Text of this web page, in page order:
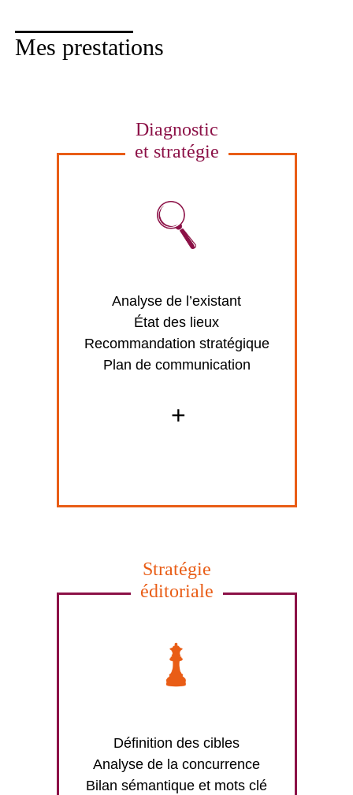
Mes prestations
Diagnostic
et stratégie
Analyse de l’existant
État des lieux
Recommandation stratégique
Plan de communication
+
Stratégie
éditoriale
Définition des cibles
Analyse de la concurrence
Bilan sémantique et mots clé